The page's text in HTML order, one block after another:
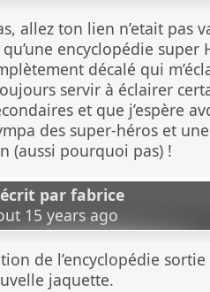
allez ton lien n’etait pas
encyclopédie super
décalé qui
servir à éclairer
et que j’espère
des super-héros et
(aussi pourquoi pas) !
écrit parfabrice
15 years ago
de l’encyclopédie
jaquette.